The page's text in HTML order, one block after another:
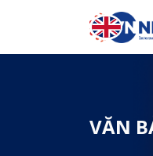
Nhảy đến nội dung
VĂN